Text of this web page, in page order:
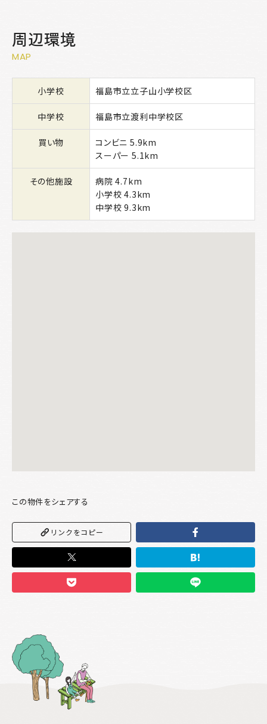
周辺環境
MAP
小学校 福島市立立子山小学校区
中学校 福島市立渡利中学校区
買い物
コンビニ 5.9km
スーパー 5.1km
その他施設
病院 4.7km
小学校 4.3km
中学校 9.3km
この物件をシェアする
リンクをコピー